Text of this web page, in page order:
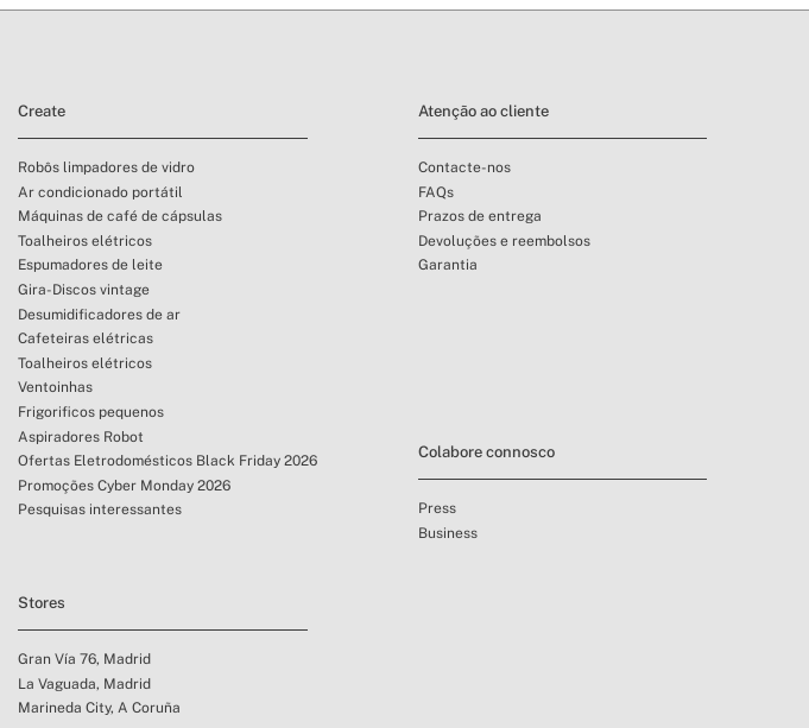
Create
Robôs limpadores de vidro
Ar condicionado portátil
Máquinas de café de cápsulas
Toalheiros elétricos
Espumadores de leite
Gira-Discos vintage
Desumidificadores de ar
Cafeteiras elétricas
Toalheiros elétricos
Ventoinhas
Frigorificos pequenos
Aspiradores Robot
Ofertas Eletrodomésticos Black Friday 2026
Promoções Cyber Monday 2026
Pesquisas interessantes
Stores
Gran Vía 76, Madrid
La Vaguada, Madrid
Marineda City, A Coruña
Atenção ao cliente
Contacte-nos
FAQs
Prazos de entrega
Devoluções e reembolsos
Garantia
Colabore connosco
Press
Business